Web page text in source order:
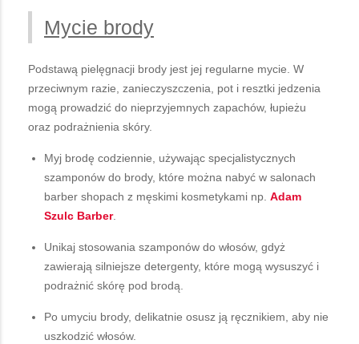
Mycie brody
Podstawą pielęgnacji brody jest jej regularne mycie. W
przeciwnym razie, zanieczyszczenia, pot i resztki jedzenia
mogą prowadzić do nieprzyjemnych zapachów, łupieżu
oraz podrażnienia skóry.
Myj brodę codziennie, używając specjalistycznych
szamponów do brody, które można nabyć w salonach
barber shopach z męskimi kosmetykami np. Adam
Szulc Barber.
Unikaj stosowania szamponów do włosów, gdyż
zawierają silniejsze detergenty, które mogą wysuszyć i
podrażnić skórę pod brodą.
Po umyciu brody, delikatnie osusz ją ręcznikiem, aby nie
uszkodzić włosów.